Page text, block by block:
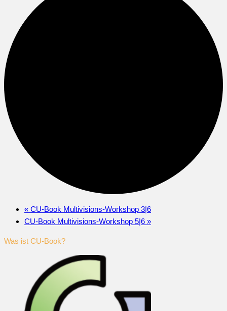
« CU-Book Multivisions-Workshop 3|6
CU-Book Multivisions-Workshop 5|6 »
Was ist CU-Book?